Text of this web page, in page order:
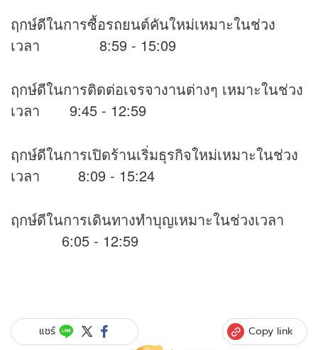
ฤกษ์ดีในการซื้อรถยนต์คันใหม่เหมาะในช่วง
เวลา 8:59 - 15:09
ฤกษ์ดีในการติดต่อเจรจางานต่างๆ เหมาะในช่วง
เวลา 9:45 - 12:59
ฤกษ์ดีในการเปิดร้านเริ่มธุรกิจใหม่เหมาะในช่วง
เวลา 8:09 - 15:24
ฤกษ์ดีในการเดินทางทำบุญเหมาะในช่วงเวลา
6:05 - 12:59
แชร์ Copy link